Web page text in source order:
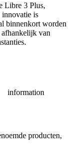
Libre 3 Plus,
is
binnenkort worden
van
information
producten,